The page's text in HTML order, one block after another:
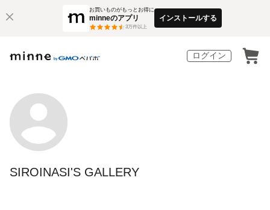
お買いものがもっとお得に
minneのアプリ
3万件以上
インストールする
ログイン
SIROINASI'S GALLERY